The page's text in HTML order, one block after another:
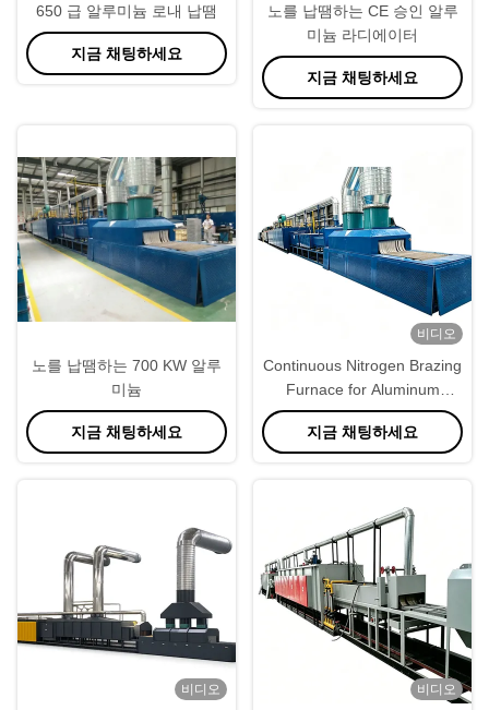
650 급 알루미늄 로내 납땜
지금 채팅하세요
노를 납땜하는 CE 승인 알루
미늄 라디에이터
지금 채팅하세요
노를 납땜하는 700 KW 알루
미늄
지금 채팅하세요
비디오
Continuous Nitrogen Brazing
Furnace for Aluminum
Radiator & Heat Exchanger
Production
지금 채팅하세요
비디오 비디오